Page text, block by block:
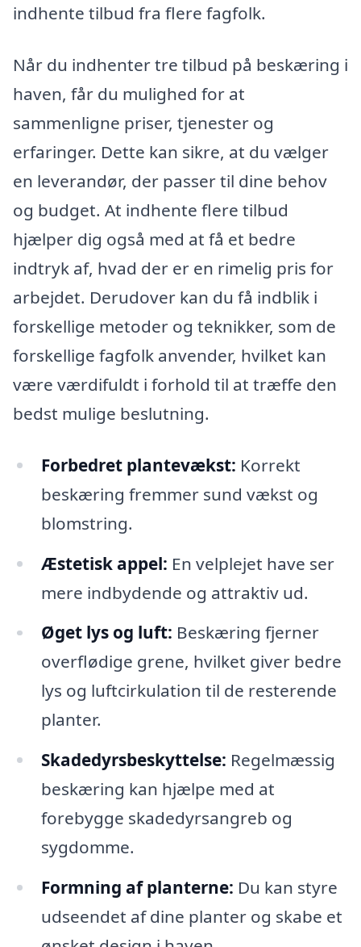
indhente tilbud fra flere fagfolk.
Når du indhenter tre tilbud på beskæring i
haven, får du mulighed for at
sammenligne priser, tjenester og
erfaringer. Dette kan sikre, at du vælger
en leverandør, der passer til dine behov
og budget. At indhente flere tilbud
hjælper dig også med at få et bedre
indtryk af, hvad der er en rimelig pris for
arbejdet. Derudover kan du få indblik i
forskellige metoder og teknikker, som de
forskellige fagfolk anvender, hvilket kan
være værdifuldt i forhold til at træffe den
bedst mulige beslutning.
Forbedret plantevækst: Korrekt
beskæring fremmer sund vækst og
blomstring.
Æstetisk appel: En velplejet have ser
mere indbydende og attraktiv ud.
Øget lys og luft: Beskæring fjerner
overflødige grene, hvilket giver bedre
lys og luftcirkulation til de resterende
planter.
Skadedyrsbeskyttelse: Regelmæssig
beskæring kan hjælpe med at
forebygge skadedyrsangreb og
sygdomme.
Formning af planterne: Du kan styre
udseendet af dine planter og skabe et